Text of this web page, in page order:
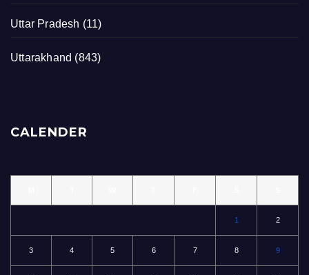
Uttar Pradesh (11)
Uttarakhand (843)
CALENDER
1 2
3 4 5 6 7 8 9